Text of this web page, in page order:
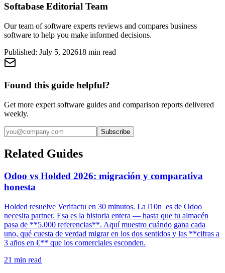
Softabase Editorial Team
Our team of software experts reviews and compares business
software to help you make informed decisions.
Published: July 5, 202618 min read
Found this guide helpful?
Get more expert software guides and comparison reports delivered
weekly.
Subscribe
Related Guides
Odoo vs Holded 2026: migración y comparativa
honesta
Holded resuelve Verifactu en 30 minutos. La l10n_es de Odoo
necesita partner. Esa es la historia entera — hasta que tu almacén
pasa de **5.000 referencias**. Aquí muestro cuándo gana cada
uno, qué cuesta de verdad migrar en los dos sentidos y las **cifras a
3 años en €** que los comerciales esconden.
21 min read